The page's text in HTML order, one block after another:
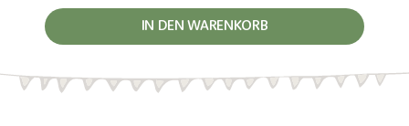
IN DEN WARENKORB